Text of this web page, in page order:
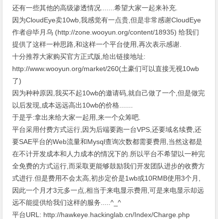
还有一些其他的高级渗透情况.......希望大家一起来补充.
因为CloudEye卖10wb,我感觉有一点贵,但是非常感谢CloudEye
作者@毕月乌 (http://zone.wooyun.org/content/18935) 给我们
提供了这样一种思路,和这样一个平台使用,再次表示感谢.
十分推荐大家购买官方正式版,给出链接地址:
http://www.wooyun.org/market/260(土豪们可以直接无视10wb
了)
因为种种原因,我买不起10wb的邀请码,就自己做了一个,但是做完
以后发现,成本远远高出10wb的价格.......
于是乎:拿出来给大家一起用,来一个众筹吧.
平台采用付费方式运行,因为后端要跑一台VPS,还要域名续费,还
要SAE平台的Web流量和Mysql查询次数都需要费用,当然这都是
在不计开发成本和人力成本的情况下的.所以平台不希望以一种完
全免费的方式运行,而采取更能够鼓励我们开发团队进步的收费方
式进行.但是费用不会太高,初步定价是1wb或10RMB使用3个月,
因此一个月才3元多一点,相当于来电显示费用,可是来电显示却远
远不能提供给我们这样的服务.....^_^
平台URL: http://hawkeye.hackinglab.cn/Index/Charge.php